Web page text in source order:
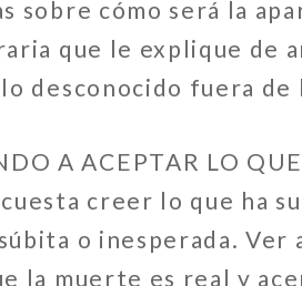
sobre cómo será la
que le explique de
lo desconocido fuera de
A ACEPTAR LO
creer lo que ha
o inesperada. Ver
la muerte es real y